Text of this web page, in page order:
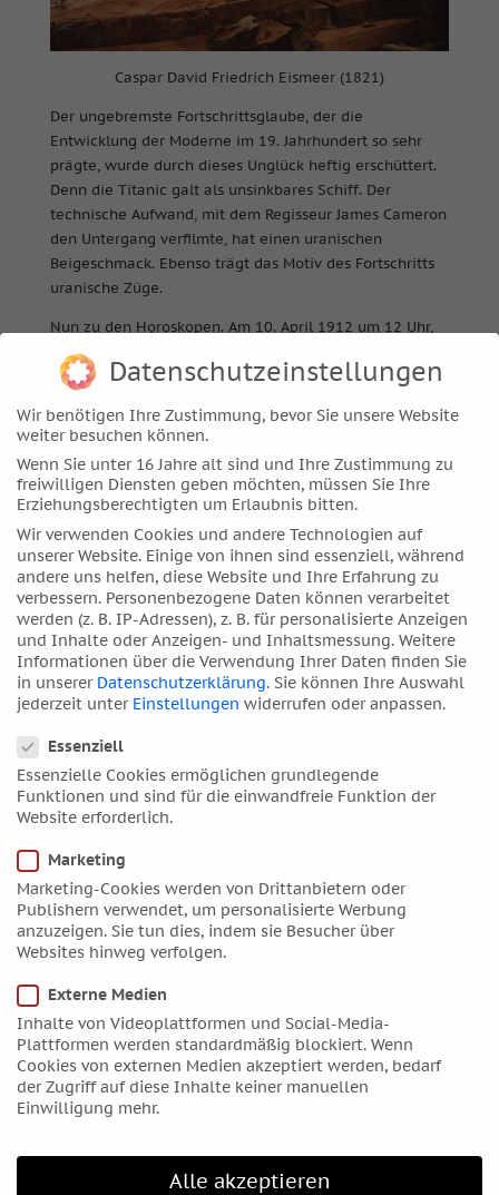
Caspar David Friedrich Eismeer (1821)
Der ungebremste Fortschrittsglaube, der die
Entwicklung der Moderne im 19. Jahrhundert so sehr
prägte, wurde durch dieses Unglück heftig erschüttert.
Denn die Titanic galt als unsinkbares Schiff. Der
technische Aufwand, mit dem Regisseur James Cameron
den Untergang verfilmte, hat einen uranischen
Beigeschmack. Ebenso trägt das Motiv des Fortschritts
uranische Züge.
Nun zu den Horoskopen. Am 10. April 1912 um 12 Uhr,
so die offizielle Berichterstattung, brach die Titanic zu
ihrer Jungfernfahrt nach New York auf.
Jungfernfahrt Titanic, 1o. April 1912, 12.00 Uhr (GMT),
Southampton, GB
Datenquelle: Titanic Inquiry Project
Mars bildet eine Konjunktion mit Pluto, der auf den
letzten Graden im Zeichen Zwillinge steht. Die Sonne
als Herrscher des Löwe-AC läuft in ein Quadrat zu
Neptun. In der griechischen Mythologie wird Neptun-
Poseidon als gieriger Gott beschrieben, als einer, der
mit seinen hohen Wellen alles zu verschlingen sucht.
Kollision mit dem Eisberg, 14. April 1912, 23.40 Uhr
(LMT), mitten im Atlantik, 50.14 westlicher Länge, 41.16
nördlicher Breite
Datenquelle:Wikipedia
Als die Titanic vier Tage später mitten in der Nacht auf
den Eisberg trifft befindet sich die Sonne im vierten
Haus. Es dauert zweieinhalb Stunden, bis das Schiff
nach diesem Zusammenst0ß auseinanderbricht und auf
3.821 Meter Tiefe hinabsinkt. Mars und Pluto stehen im
ist es ein gigantischer Eisberg, den der stolze
Ozeanriese gegen Mitternacht trifft. Trotz Schütze-AC
wird das Schiffs-Unglück für den größten Teil der
Passagiere nicht gut ausgehen.
Bildquelle: Caspar David Friedrichs Eismeer ist in der
Datenschutzeinstellungen
Wir benötigen Ihre Zustimmung, bevor Sie unsere Website
weiter besuchen können.
Wenn Sie unter 16 Jahre alt sind und Ihre Zustimmung zu
freiwilligen Diensten geben möchten, müssen Sie Ihre
Erziehungsberechtigten um Erlaubnis bitten.
Wir verwenden Cookies und andere Technologien auf
unserer Website. Einige von ihnen sind essenziell, während
andere uns helfen, diese Website und Ihre Erfahrung zu
verbessern. Personenbezogene Daten können verarbeitet
werden (z. B. IP-Adressen), z. B. für personalisierte Anzeigen
und Inhalte oder Anzeigen- und Inhaltsmessung. Weitere
Informationen über die Verwendung Ihrer Daten finden Sie
in unserer Datenschutzerklärung. Sie können Ihre Auswahl
jederzeit unter Einstellungen widerrufen oder anpassen.
Essenziell
Essenzielle Cookies ermöglichen grundlegende
Funktionen und sind für die einwandfreie Funktion der
Website erforderlich.
Marketing
Marketing-Cookies werden von Drittanbietern oder
Publishern verwendet, um personalisierte Werbung
anzuzeigen. Sie tun dies, indem sie Besucher über
Websites hinweg verfolgen.
Externe Medien
Inhalte von Videoplattformen und Social-Media-
Plattformen werden standardmäßig blockiert. Wenn
Cookies von externen Medien akzeptiert werden, bedarf
der Zugriff auf diese Inhalte keiner manuellen
Einwilligung mehr.
Alle akzeptieren